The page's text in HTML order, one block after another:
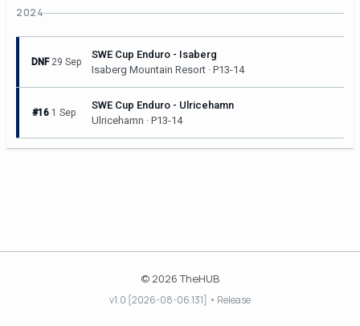
2024
DNF 29 Sep
SWE Cup Enduro - Isaberg
Isaberg Mountain Resort · P13-14
#16 1 Sep
SWE Cup Enduro - Ulricehamn
Ulricehamn · P13-14
© 2026 TheHUB
v1.0 [2026-08-06.131] • Release